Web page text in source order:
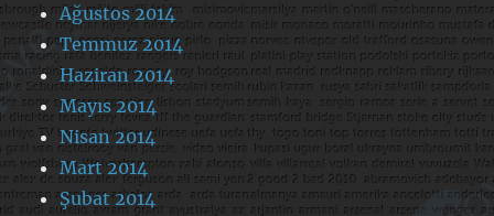
Ağustos 2014
Temmuz 2014
Haziran 2014
Mayıs 2014
Nisan 2014
Mart 2014
Şubat 2014